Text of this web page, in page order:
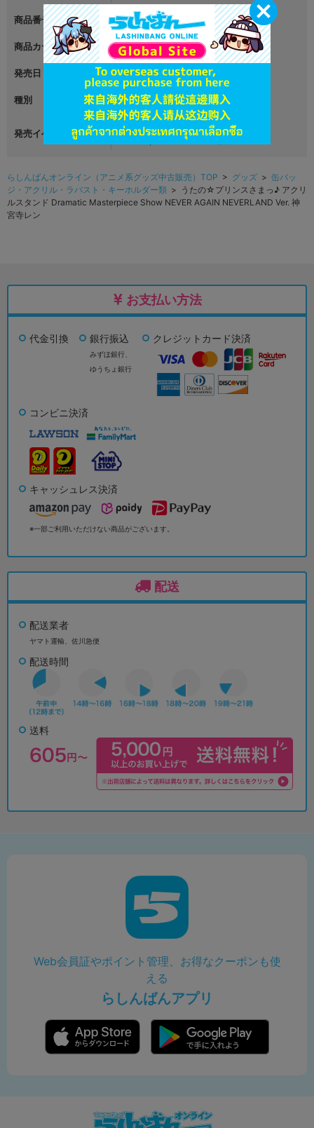
商品番号 L05675140
商品カテゴリ グッズ
発売日 2024年01月08日
種別 アクリルフィギュア
発売イベント
うたの☆プリンスさまっ♪ Dramatic
Masterpiece Show 企画展
らしんばんオンライン（アニメ系グッズ中古販売）TOP > グッズ > 缶バッ
ジ・アクリル・ラバスト・キーホルダー類 > うたの☆プリンスさまっ♪ アクリ
ルスタンド Dramatic Masterpiece Show NEVER AGAIN NEVERLAND Ver. 神
宮寺レン
お支払い方法
代金引換 銀行振込
みずほ銀行、
ゆうちょ銀行
クレジットカード決済
コンビニ決済
キャッシュレス決済
※一部ご利用いただけない商品がございます。
配送
配送業者
ヤマト運輸、佐川急便
配送時間
送料
Web会員証やポイント管理、お得なクーポンも使
える
らしんばんアプリ